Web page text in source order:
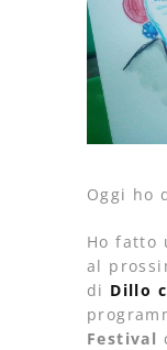
Oggi ho
Ho fatto
al
di Dillo
Festival